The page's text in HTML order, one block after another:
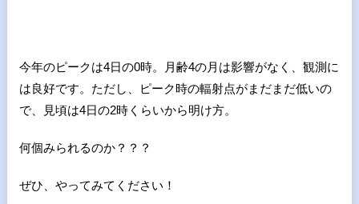
今年のピークは4日の0時。月齢4の月は影響がなく、観測に
は良好です。ただし、ピーク時の輻射点がまだまだ低いの
で、見頃は4日の2時くらいから明け方。
何個みられるのか？？？
ぜひ、やってみてください！